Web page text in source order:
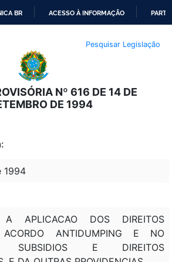
O
CONTEÚDO
BR ACESSO À INFORMAÇÃO
Pesquisar Legislação
Nº 616 DE 14 DE
DE 1994
1994
A APLICACAO DOS DIREITOS
ACORDO ANTIDUMPING E NO
SUBSIDIOS E DIREITOS